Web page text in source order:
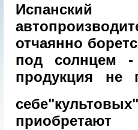
Испанский
отчаянно
под солнцем -
продукция не